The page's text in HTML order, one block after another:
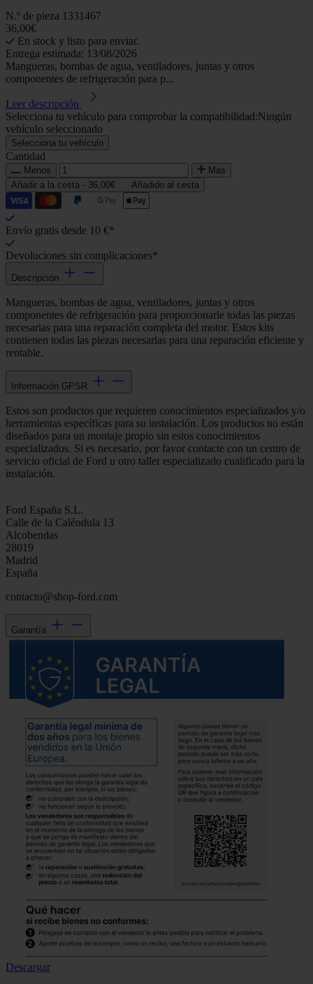
N.º de pieza 1331467
36,00€
En stock y listo para enviar.
Entrega estimada: 13/08/2026
Mangueras, bombas de agua, ventiladores, juntas y otros
componentes de refrigeración para p...
Leer descripción
Selecciona tu vehículo para comprobar la compatibilidad:Ningún
vehículo seleccionado
Selecciona tu vehículo
Cantidad
Menos
Más
Añadir a la cesta - 36,00€ Añadido al cesta
Envío gratis desde 10 €*
Devoluciones sin complicaciones*
Descripción
Mangueras, bombas de agua, ventiladores, juntas y otros
componentes de refrigeración para proporcionarle todas las piezas
necesarias para una reparación completa del motor. Estos kits
contienen todas las piezas necesarias para una reparación eficiente y
rentable.
Información GPSR
Estos son productos que requieren conocimientos especializados y/o
herramientas específicas para su instalación. Los productos no están
diseñados para un montaje propio sin estos conocimientos
especializados. Si es necesario, por favor contacte con un centro de
servicio oficial de Ford u otro taller especializado cualificado para la
instalación.
Ford España S.L.
Calle de la Caléndula 13
Alcobendas
28019
Madrid
España
contacto@shop-ford.com
Garantía
Descargar